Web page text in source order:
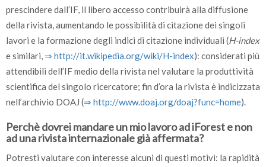
prescindere dall’IF, il libero accesso contribuirà alla diffusione
della rivista, aumentando le possibilità di citazione dei singoli
lavori e la formazione degli indici di citazione individuali (H-index
e similari,⇒ http:/­/­it.wikipedia.org/­wiki/­H-index): considerati più
attendibili dell’IF medio della rivista nel valutare la produttività
scientifica del singolo ricercatore; fin d’ora la rivista è indicizzata
nell’archivio DOAJ (⇒ http:/­/­www.doaj.org/­doaj?func=home).
Perchè dovrei mandare un mio lavoro ad iForest e non
ad una rivista internazionale già affermata?
Potresti valutare con interesse alcuni di questi motivi: la rapidità